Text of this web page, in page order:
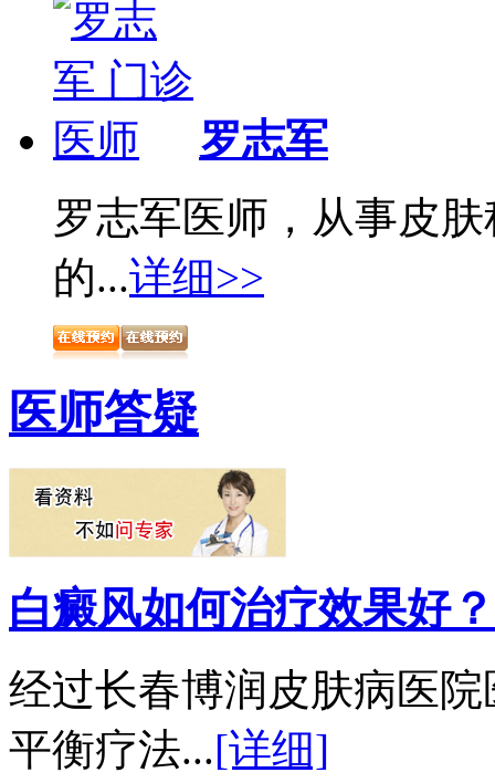
罗志军
罗志军医师，从事皮
的...详细>>
医师答疑
白癜风如何治疗效果好？
经过长春博润皮肤病医
平衡疗法...[详细]